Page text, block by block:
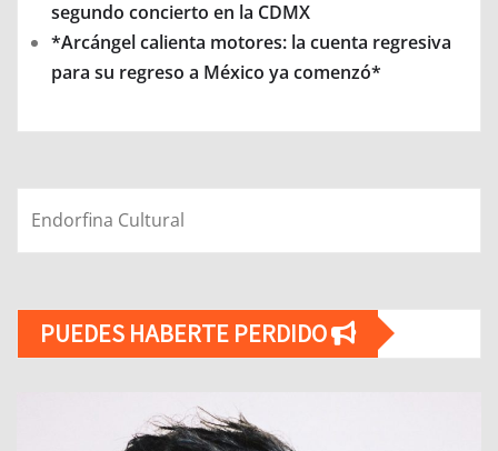
segundo concierto en la CDMX
*Arcángel calienta motores: la cuenta regresiva
para su regreso a México ya comenzó*
Endorfina Cultural
PUEDES HABERTE PERDIDO